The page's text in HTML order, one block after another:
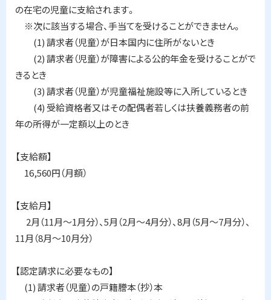
戻
の在宅の児童に支給されます。
※次に該当する場合、手当てを受けることができません。
(1) 請求者（児童）が日本国内に住所がないとき
(2) 請求者（児童）が障害による公的年金を受けることがで
きるとき
(3) 請求者（児童）が児童福祉施設等に入所しているとき
(4) 受給資格者又はその配偶者若しくは扶養義務者の前
年の所得が一定額以上のとき
【支給額】
16,560円（月額）
【支給月】
2月（11月～1月分）、5月（2月～4月分）、8月（5月～7月分）、
11月（8月～10月分）
【認定請求に必要なもの】
(1) 請求者（児童）の戸籍謄本（抄）本